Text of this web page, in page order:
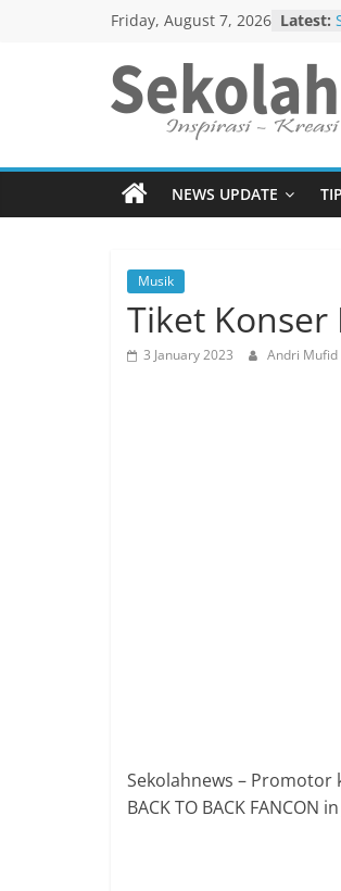
Friday, August 7, 2026 Latest:
Menebar
Berita
Baik
NEWS UPDATE
Musik
Tiket Konser
3 January 2023 Andri Mufid
Sekolahnews – Promotor
BACK TO BACK FANCON